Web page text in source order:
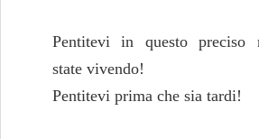
Pentitevi in questo preciso
state vivendo!
Pentitevi prima che sia tardi!